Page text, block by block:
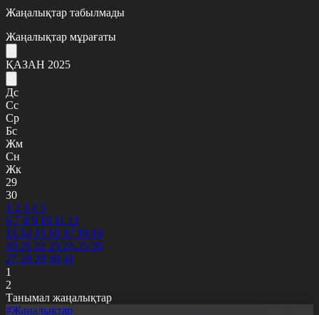
Жаңалықтар табылмады
Жаңалықтар мұрағаты
ҚАЗАН 2025
Дс
Сс
Ср
Бс
Жм
Сн
Жк
29
30
1 2 3 4 5
6 7 8 9 10 11 12
13 14 15 16 17 18 19
20 21 22 23 24 25 26
27 28 29 30 31
1
2
Танымал жаңалықтар
#Жаңалықтар